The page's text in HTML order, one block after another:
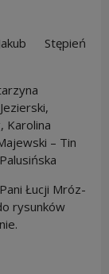
Stępień
Karolina
– Tin
Łucji Mróz-
rysunków